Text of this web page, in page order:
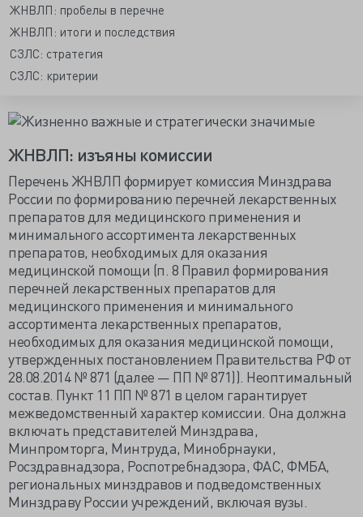
ЖНВЛП: пробелы в перечне
ЖНВЛП: итоги и последствия
СЗЛС: стратегия
СЗЛС: критерии
ЖНВЛП: изъяны комиссии
Перечень ЖНВЛП формирует комиссия Минздрава
России по формированию перечней лекарственных
препаратов для медицинского применения и
минимального ассортимента лекарственных
препаратов, необходимых для оказания
медицинской помощи (п. 8 Правил формирования
перечней лекарственных препаратов для
медицинского применения и минимального
ассортимента лекарственных препаратов,
необходимых для оказания медицинской помощи,
утвержденных постановлением Правительства РФ от
28.08.2014 № 871 (далее — ПП № 871)). Неоптимальный
состав. Пункт 11 ПП № 871 в целом гарантирует
межведомственный характер комиссии. Она должна
включать представителей Минздрава,
Минпромторга, Минтруда, Минобрнауки,
Росздравнадзора, Роспотребнадзора, ФАС, ФМБА,
региональных минздравов и подведомственных
Минздраву России учреждений, включая вузы.